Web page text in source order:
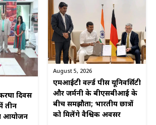
दिवस
तीन
आयोजन
August 5, 2026
एमआईटी वर्ल्ड पीस यूनिवर्सिटी
और जर्मनी के बीएसबीआई के
बीच समझौता; भारतीय छात्रों
को मिलेंगे वैश्विक अवसर